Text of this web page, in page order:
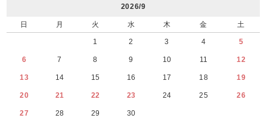
2026/9
日 月 火 水 木 金 土
1 2 3 4 5
6 7 8 9 10 11 12
13 14 15 16 17 18 19
20 21 22 23 24 25 26
27 28 29 30